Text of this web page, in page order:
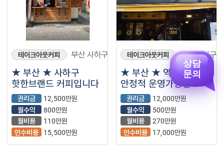
테이크아웃커피 부산 사하구
★ 부산 ★ 사하구
핫한브랜드 커피입니다
권리금
12,500만원
월수익
800만원
월비용
110만원
인수비용
15,500만원
테이크아웃커피 부산 사하구
★ 부산 ★ 역세권
안정적 운영가능한
프렌차이즈 카페
권리금
12,000만원
월수익
500만원
월비용
270만원
인수비용
17,000만원
상담
문의